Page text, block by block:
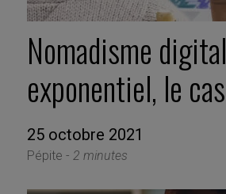
Nomadisme digital
exponentiel, le
25 octobre 2021
Pépite - 2 minutes